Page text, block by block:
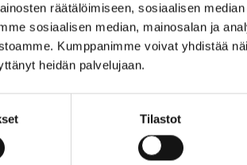
räätälöimiseen, sosiaalisen
sosiaalisen median, mainosalan ja
Kumppanimme voivat yhdistää
heidän palvelujaan.
Tilastot
19.8. klo 15-17.
mukaan). Osoite